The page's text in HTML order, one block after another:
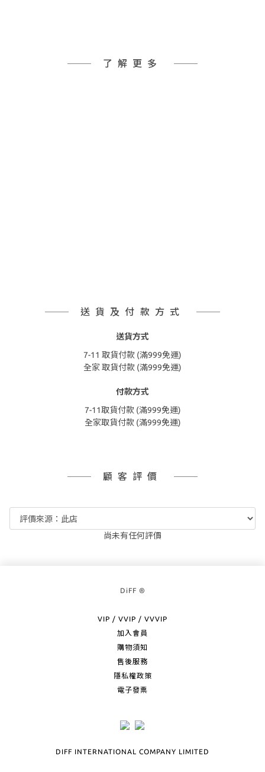
了解更多
送貨及付款方式
送貨方式
7-11 取貨付款 (滿999免運)
全家 取貨付款 (滿999免運)
付款方式
7-11取貨付款 (滿999免運)
全家取貨付款 (滿999免運)
顧客評價
尚未有任何評價
DiFF ®
VIP / VVIP / VVVIP
加入會員
購物須知
售後服務
隱私權政策
電子發票
DIFF INTERNATIONAL COMPANY LIMITED